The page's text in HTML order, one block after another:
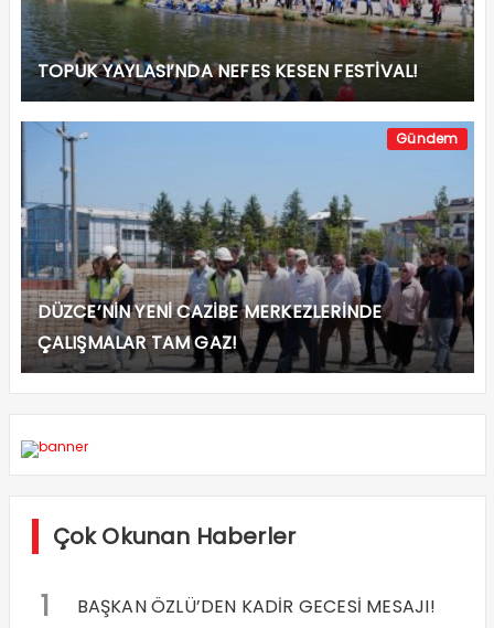
TOPUK YAYLASI’NDA NEFES KESEN FESTİVAL!
Gündem
DÜZCE’NİN YENİ CAZİBE MERKEZLERİNDE
ÇALIŞMALAR TAM GAZ!
Çok Okunan Haberler
1 BAŞKAN ÖZLÜ’DEN KADİR GECESİ MESAJI!